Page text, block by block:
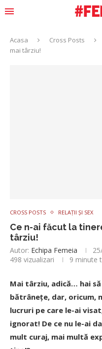
Acasa Cross Posts
mai târziu!
CROSS POSTS RELAȚII ȘI SEX
Ce n-ai făcut la
târziu!
Autor: Echipa Femeia
498 vizualizari 9 minute
Mai târziu, adică… hai să
bătrânețe, dar, oricum,
lucruri pe care le-ai
ignorat! De ce nu le-ai
mult curaj, mai multă